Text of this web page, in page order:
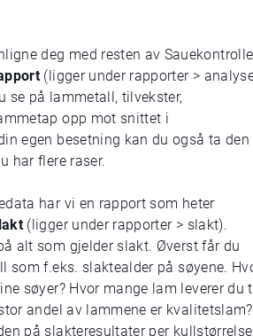
deg med resten av
(ligger under rapporter >
se på lammetall, tilvekster,
opp mot snittet i
egen besetning kan du også ta den
har flere raser.
har vi en rapport som heter
(ligger under rapporter > slakt).
alt som gjelder slakt. Øverst får du
som f.eks. slaktealder på søyene.
søyer? Hvor mange lam leverer du
andel av lammene er kvalitetslam?
på slakteresultater per